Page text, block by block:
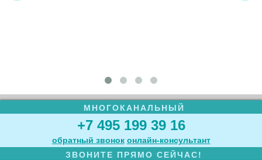
МНОГОКАНАЛЬНЫЙ
+7 495 199 39 16
обратный звонок онлайн‑консультант
ЗВОНИТЕ ПРЯМО СЕЙЧАС!